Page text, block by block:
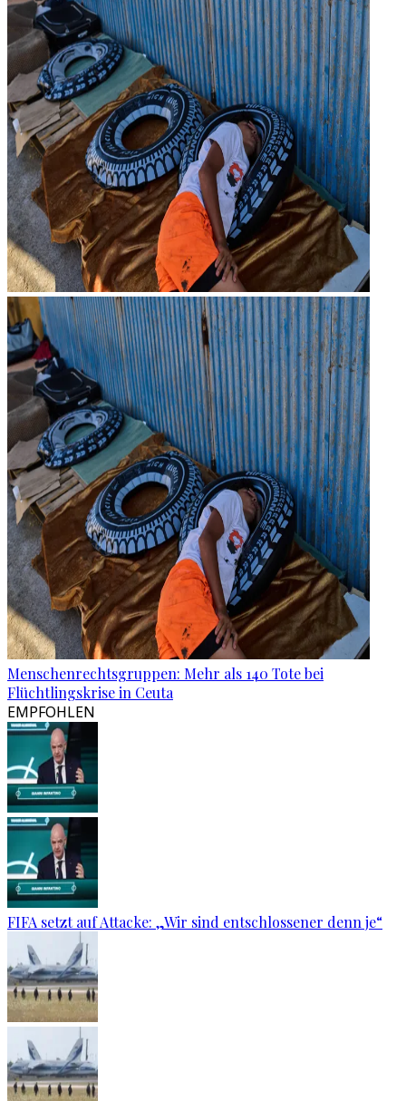
Menschenrechtsgruppen: Mehr als 140 Tote bei
Flüchtlingskrise in Ceuta
EMPFOHLEN
FIFA setzt auf Attacke: „Wir sind entschlossener denn je“